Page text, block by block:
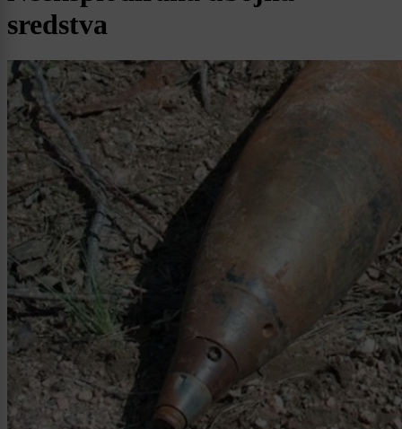
sredstva